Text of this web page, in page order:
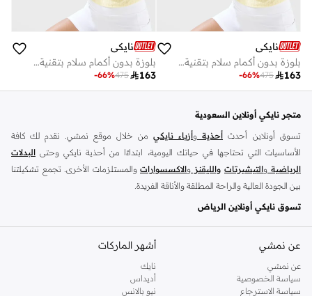
نايكي
بلوزة بدون أكمام سلام بتقنية دراي فيت
163
475
-66%
نايكي
بلوزة بدون أكمام سلام بتقنية دراي فيت
163
475
-66%
متجر نايكي أونلاين السعودية
تسوق أونلاين أحدث أحذية وأزياء نايكي من خلال موقع نمشي. نقدم لك كافة
الأساسيات التي تحتاجها في حياتك اليومية، ابتداءًا من أحذية نايكي وحتى البدلات
الرياضية والتيشيرتات والليقنز والاكسسوارات والمستلزمات الأخرى. تجمع تشكيلتنا
بين الجودة العالية والراحة المطلقة والأناقة الفريدة.
تسوق نايكي أونلاين الرياض
تضم مجموعة نايكي كافة استايلات السنيكرز التي يحبها الجميع، استعرض سنيكرزاير
فورسوزوم
وتانجون وفليكس وغيرهم الكثير. مارس تمارينك اليومية
بحرية تامة مع سنيكرز نايكي المريحة واشعر دائمًا بالحماس لمزيد من الرياضة. احصل
عن نمشي
عن نمشي
سياسة الخصوصية
سياسة الاسترجاع
أشهر الماركات
نايك
أديداس
نيو بالانس